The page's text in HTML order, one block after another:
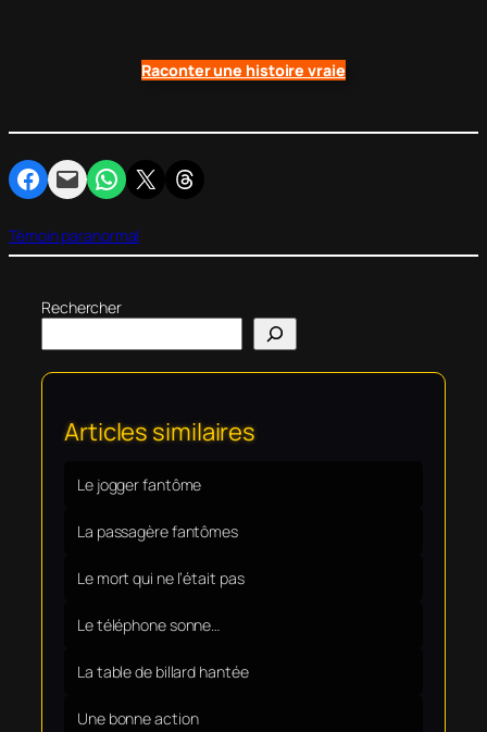
Raconter une histoire vraie
Partager sur Facebook
Envoyer cette page par e-mailPartager sur WhatsApp
Partager sur X Partager sur Threads
Témoin paranormal
Rechercher
Articles similaires
Le jogger fantôme
La passagère fantômes
Le mort qui ne l’était pas
Le téléphone sonne…
La table de billard hantée
Une bonne action